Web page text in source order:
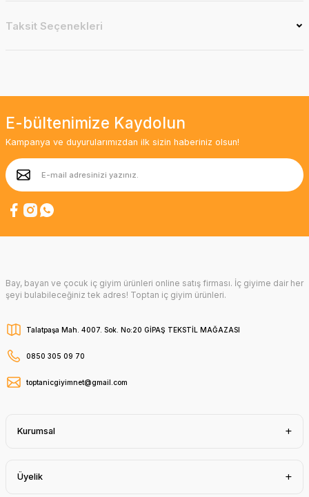
Taksit Seçenekleri
E-bültenimize Kaydolun
Kampanya ve duyurularımızdan ilk sizin haberiniz olsun!
Bay, bayan ve çocuk iç giyim ürünleri online satış firması. İç giyime dair her
şeyi bulabileceğiniz tek adres! Toptan iç giyim ürünleri.
Talatpaşa Mah. 4007. Sok. No:20 GİPAŞ TEKSTİL MAĞAZASI
0850 305 09 70
toptanicgiyimnet@gmail.com
Kurumsal
Üyelik